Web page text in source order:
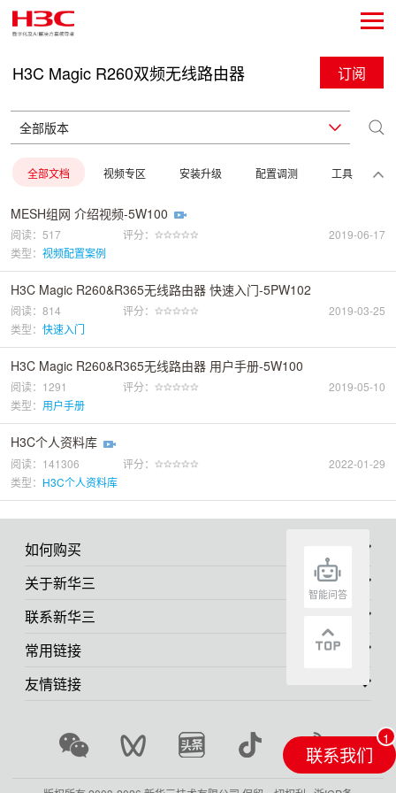
H3C Magic R260双频无线路由器 订阅
全部文档 视频专区 安装升级 配置调测 工具
MESH组网 介绍视频-5W100
阅读：517 评分：
2019-06-17
类型： 视频配置案例
H3C Magic R260&R365无线路由器 快速入门-5PW102
阅读：814 评分：
2019-03-25
类型： 快速入门
H3C Magic R260&R365无线路由器 用户手册-5W100
阅读：1291 评分：
2019-05-10
类型： 用户手册
H3C个人资料库
阅读：141306 评分：
2022-01-29
类型： H3C个人资料库
如何购买
关于新华三
联系新华三
常用链接
友情链接
联系我们
智能问答